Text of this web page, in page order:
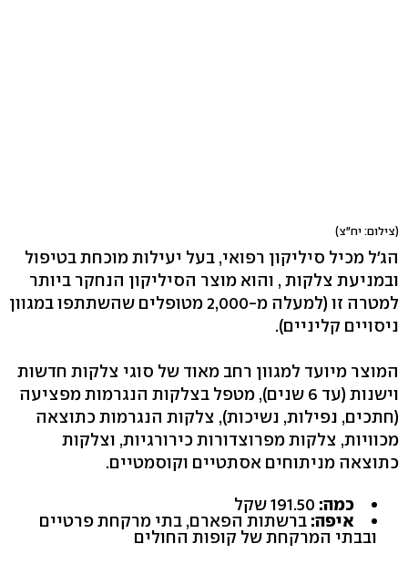
(צילום: יח"צ)
הג'ל מכיל סיליקון רפואי, בעל יעילות מוכחת בטיפול
ובמניעת צלקות , והוא מוצר הסיליקון הנחקר ביותר
למטרה זו (למעלה מ-2,000 מטופלים שהשתתפו במגוון
ניסויים קליניים).
המוצר מיועד למגוון רחב מאוד של סוגי צלקות חדשות
וישנות (עד 6 שנים), מטפל בצלקות הנגרמות מפציעה
(חתכים, נפילות, נשיכות), צלקות הנגרמות כתוצאה
מכוויות, צלקות מפרוצדורות כירורגיות, וצלקות
כתוצאה מניתוחים אסתטיים וקוסמטיים.
כמה:
איפה: ברשתות הפארם, בתי מרקחת פרטיים
ובבתי המרקחת של קופות החולים